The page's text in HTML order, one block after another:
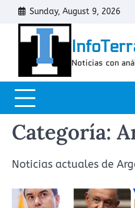
Skip
content
Sunday, August 9, 2026
Noticias con
Categoría:
Noticias actuales de